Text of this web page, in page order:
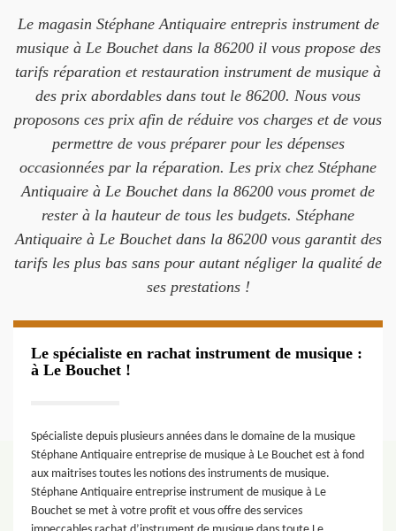
Le magasin Stéphane Antiquaire entrepris instrument de
musique à Le Bouchet dans la 86200 il vous propose des
tarifs réparation et restauration instrument de musique à
des prix abordables dans tout le 86200. Nous vous
proposons ces prix afin de réduire vos charges et de vous
permettre de vous préparer pour les dépenses
occasionnées par la réparation. Les prix chez Stéphane
Antiquaire à Le Bouchet dans la 86200 vous promet de
rester à la hauteur de tous les budgets. Stéphane
Antiquaire à Le Bouchet dans la 86200 vous garantit des
tarifs les plus bas sans pour autant négliger la qualité de
ses prestations !
Le spécialiste en rachat instrument de musique :
à Le Bouchet !
Spécialiste depuis plusieurs années dans le domaine de la musique
Stéphane Antiquaire entreprise de musique à Le Bouchet est à fond
aux maitrises toutes les notions des instruments de musique.
Stéphane Antiquaire entreprise instrument de musique à Le
Bouchet se met à votre profit et vous offre des services